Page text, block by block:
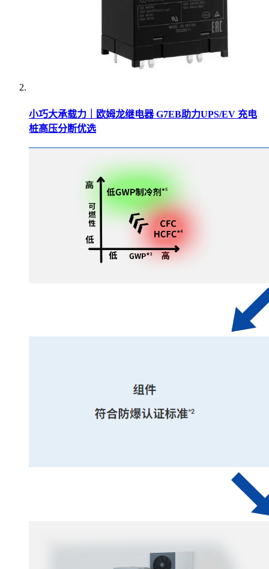
小巧大承载力｜欧姆龙继电器 G7EB助力UPS/EV 充电
桩高压分断优选